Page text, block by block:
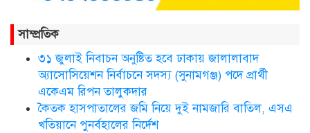
নতুন জেলা প্রশাসকের যোগদান,
ছাতকে এক শিক্ষিকা ভারতে টাটা
হাসপাতালে ভতি
সাম্প্রতিক
৩১ জুলাই নিবাচন অনু‌ষ্টিত হ‌বে ঢাকায় জালালাবাদ
অ্যাসোসিয়েশন নির্বাচনে সদস্য (সুনামগঞ্জ) পদে প্রার্থী
একেএম রিপন তালুকদার
কৈতক হাসপাতালের জমি নিয়ে দুই নামজারি বাতিল, এসএ
খতিয়ানে পুনর্বহালের নির্দেশ